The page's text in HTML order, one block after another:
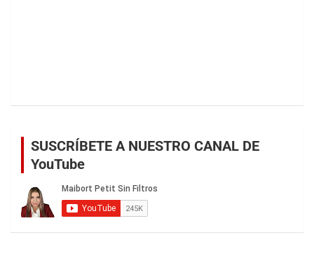
SUSCRÍBETE A NUESTRO CANAL DE
YouTube